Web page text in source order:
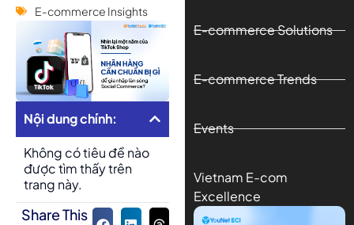
E-commerce Insights
Nội dung chính:
Không có tiêu đề nào
được tìm thấy trên
trang này.
Share This
E-commerce Solutions
E-commerce Trends
Events
Vietnam E-com
Excellence